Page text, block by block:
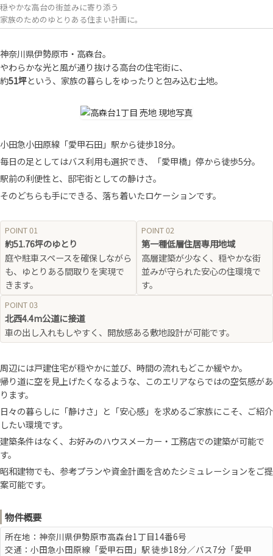
穏やかな高台の街並みに寄り添う
家族のためのゆとりある住まい計画に。
神奈川県伊勢原市・高森台。
やわらかな光と風が通り抜ける高台の住宅街に、
約51坪という、家族の暮らしをゆったりと包み込む土地。
小田急小田原線「愛甲石田」駅から徒歩18分。
毎日の足としてはバス利用も選択でき、「愛甲橋」停から徒歩5分。
駅前の利便性と、邸宅街としての静けさ。
そのどちらも手にできる、落ち着いたロケーションです。
POINT 01
約51.76坪のゆとり
庭や駐車スペースを確保しながら
も、ゆとりある間取りを実現で
きます。
POINT 02
第一種低層住居専用地域
高層建築が少なく、穏やかな街
並みが守られた安心の住環境で
す。
POINT 03
北西4.4m公道に接道
車の出し入れもしやすく、開放感ある敷地設計が可能です。
周辺には戸建住宅が穏やかに並び、時間の流れもどこか緩やか。
帰り道に空を見上げたくなるような、このエリアならではの空気感があ
ります。
日々の暮らしに「静けさ」と「安心感」を求めるご家族にこそ、ご紹介
したい環境です。
建築条件はなく、お好みのハウスメーカー・工務店での建築が可能で
す。
昭和建物でも、参考プランや資金計画を含めたシミュレーションをご提
案可能です。
物件概要
所在地：神奈川県伊勢原市高森台1丁目14番6号
交通：小田急小田原線「愛甲石田」駅 徒歩18分／バス7分「愛甲